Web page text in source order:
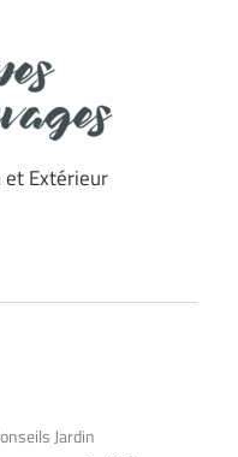
et Extérieur
Jardin